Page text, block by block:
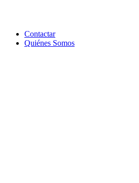
Contactar
Quiénes Somos